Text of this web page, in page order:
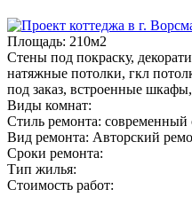
Площадь: 210м2
Стены под покраску,
натяжные потолки, гкл
под заказ, встроенные
Виды комнат:
Стиль ремонта: современный
Вид ремонта: Авторский
Сроки ремонта:
Тип жилья:
Стоимость работ: